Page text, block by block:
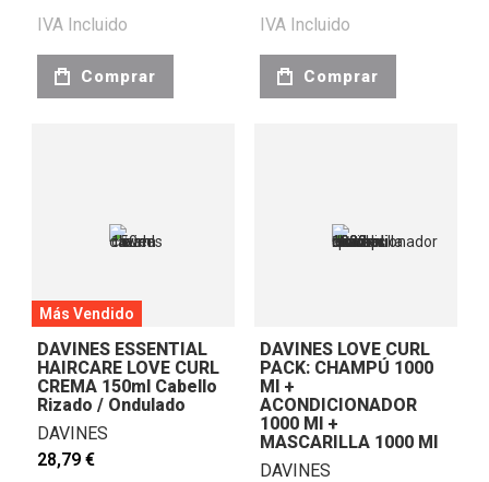
IVA Incluido
Comprar
IVA Incluido
Comprar
Más Vendido
DAVINES ESSENTIAL
HAIRCARE LOVE CURL
CREMA 150ml Cabello
Rizado / Ondulado
DAVINES
28,79 €
DAVINES LOVE CURL
PACK: CHAMPÚ 1000
Ml +
ACONDICIONADOR
1000 Ml +
MASCARILLA 1000 Ml
DAVINES